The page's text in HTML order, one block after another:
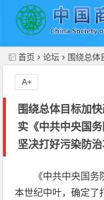
首页 论坛 围绕总体目标加快改善
围绕总体目标加
实《中共中央国
坚决打好污染防治
A+
《中共中央国
本世纪中叶，确定了